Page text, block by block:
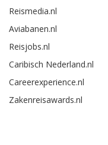
Reismedia.nl
Aviabanen.nl
Reisjobs.nl
Caribisch Nederland.nl
Careerexperience.nl
Zakenreisawards.nl